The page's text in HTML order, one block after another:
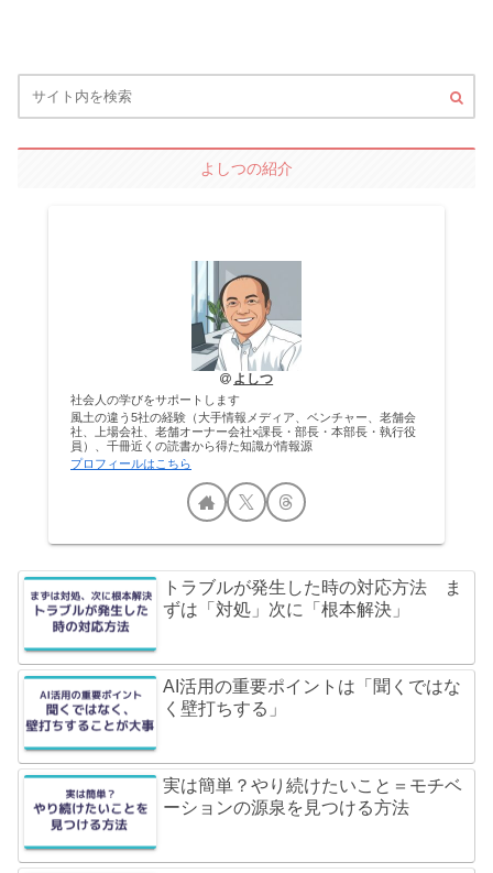
よしつの紹介
よしつ
社会人の学びをサポートします
風土の違う5社の経験（大手情報メディア、ベンチャー、老舗会
社、上場会社、老舗オーナー会社×課長・部長・本部長・執行役
員）、千冊近くの読書から得た知識が情報源
プロフィールはこちら
トラブルが発生した時の対応方法 ま
ずは「対処」次に「根本解決」
AI活用の重要ポイントは「聞くではな
く壁打ちする」
実は簡単？やり続けたいこと＝モチベ
ーションの源泉を見つける方法